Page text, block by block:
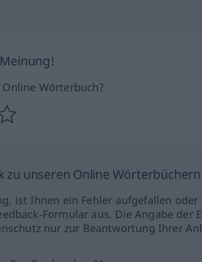
Wörterbuch?
zu unseren Online
ist Ihnen ein Fehler aufgefallen
Formular aus. Die Angabe
nur zur Beantwortung Ihrer